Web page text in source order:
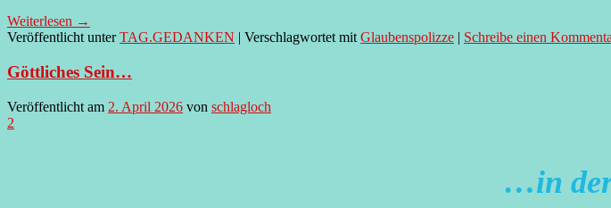
Weiterlesen →
Veröffentlicht unter TAG.GEDANKEN | Verschlagwortet mit Glaubenspolizze | Schreibe einen
Göttliches Sein…
Veröffentlicht am 2. April 2026 von schlagloch
2
…in